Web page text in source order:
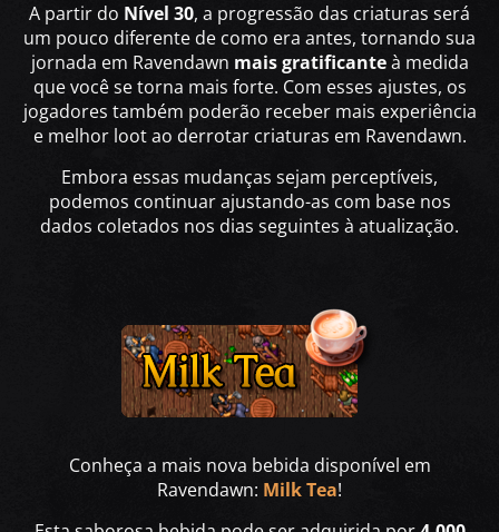
A partir do Nível 30, a progressão das criaturas será
um pouco diferente de como era antes, tornando sua
jornada em Ravendawn mais gratificanteà medida
que você se torna mais forte. Com esses ajustes, os
jogadores também poderão receber mais experiência
e melhor loot ao derrotar criaturas em Ravendawn.
Embora essas mudanças sejam perceptíveis,
podemos continuar ajustando-as com base nos
dados coletados nos dias seguintes à atualização.
Conheça a mais nova bebida disponível em
Ravendawn: Milk Tea!